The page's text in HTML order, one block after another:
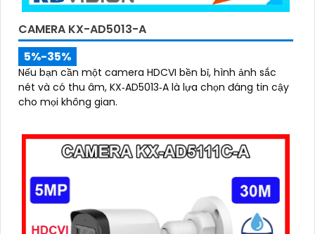
CAMERA KX-AD5013-A
5%-35%
Nếu bạn cần một camera HDCVI bền bỉ, hình ảnh sắc
nét và có thu âm, KX‑AD5013‑A là lựa chọn đáng tin cậy
cho mọi không gian.